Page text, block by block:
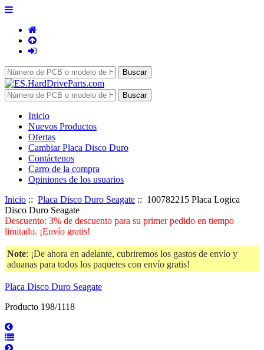
Inicio
Nuevos Productos
Ofertas
Cambiar Placa Disco Duro
Contáctenos
Carro de la compra
Opiniones de los usuarios
Inicio :: Placa Disco Duro Seagate :: 100782215 Placa Logica
Disco Duro Seagate
Descuento: 3% de descuento para su primer pedido en tiempo
limitado. ¡Envío gratis!
Note: ¡De ahora en adelante, cubriremos los gastos de envío y
aduanas para todos los paquetes con envío gratis!
Placa Disco Duro Seagate
Producto 198/1118